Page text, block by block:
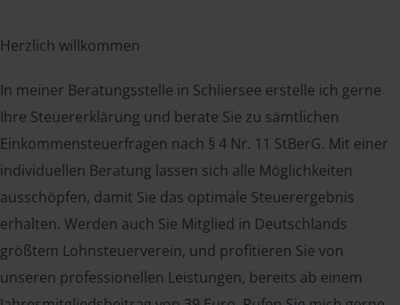
Herzlich willkommen
In meiner Beratungsstelle in Schliersee erstelle ich gerne
Ihre Steuererklärung und berate Sie zu sämtlichen
Einkommensteuerfragen nach § 4 Nr. 11 StBerG. Mit einer
individuellen Beratung lassen sich alle Möglichkeiten
ausschöpfen, damit Sie das optimale Steuerergebnis
erhalten. Werden auch Sie Mitglied in Deutschlands
größtem Lohnsteuerverein, und profitieren Sie von
unseren professionellen Leistungen, bereits ab einem